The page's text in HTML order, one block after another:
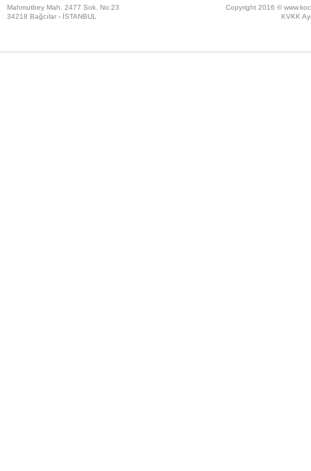
Mahmutbey Mah. 2477 Sok. No:23
34218 Bağcılar - İSTANBUL
Copyright 2016 ©
KVKK